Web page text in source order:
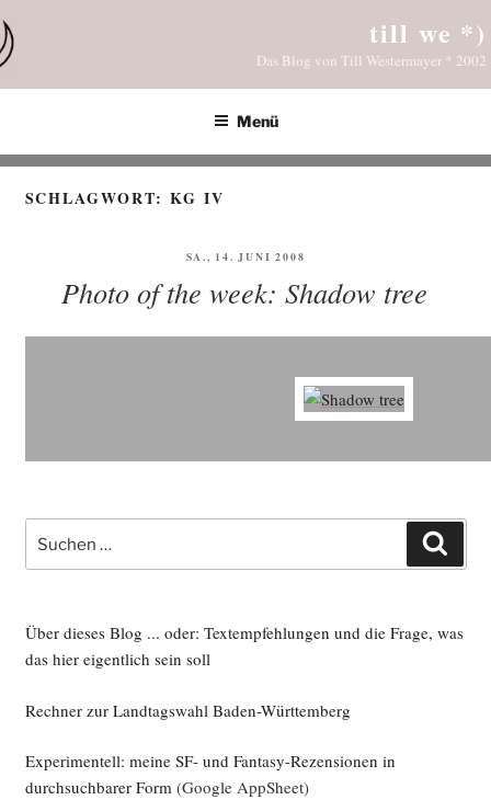
Inhalt
springen
till we *)
Das Blog von Till Westermayer * 2002
Menü
SCHLAGWORT:KG IV
VERÖFFENTLICHT
SA., 14. JUNI 2008
Photo of the week: Shadow tree
nach:
Über dieses Blog ... oder: Textempfehlungen und die Frage, was
das hier eigentlich sein soll
Rechner zur Landtagswahl Baden-Württemberg
Experimentell: meine SF- und Fantasy-Rezensionen in
durchsuchbarer Form(Google AppSheet)